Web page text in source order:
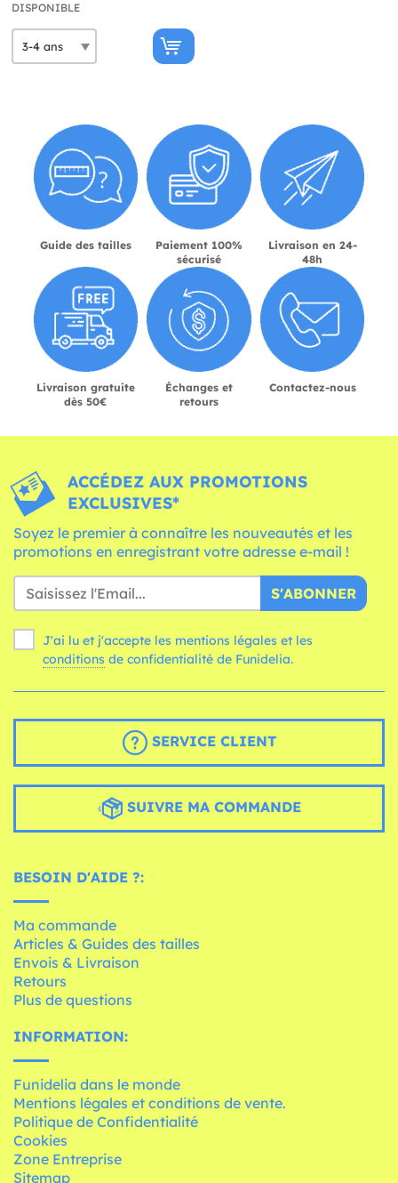
DISPONIBLE
Guide des tailles
Paiement 100%
sécurisé
Livraison en 24-
48h
Livraison gratuite
dès 50€
Échanges et
retours
Contactez-nous
ACCÉDEZ AUX PROMOTIONS
EXCLUSIVES*
Soyez le premier à connaître les nouveautés et les
promotions en enregistrant votre adresse e-mail !
S'ABONNER
J'ai lu et j'accepte les mentions légales et les
conditions de confidentialité de Funidelia.
SERVICE CLIENT
SUIVRE MA COMMANDE
BESOIN D'AIDE ?:
Ma commande
Articles & Guides des tailles
Envois & Livraison
Retours
Plus de questions
INFORMATION:
Funidelia dans le monde
Mentions légales et conditions de vente.
Politique de Confidentialité
Cookies
Zone Entreprise
Sitemap